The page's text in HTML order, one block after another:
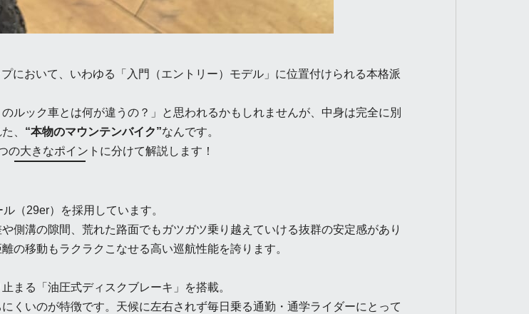
において、いわゆる「入門（エントリー）モデル」に位置付けられる本格派
ルック車とは何が違うの？」と思われるかもしれませんが、中身は完全に別
、 “本物のマウンテンバイク”なんです。
大きなポイントに分けて解説します！
（29er）を採用しています。
側溝の隙間、荒れた路面でもガツガツ乗り越えていける抜群の安定感があり
の移動もラクラクこなせる高い巡航性能を誇ります。
まる「油圧式ディスクブレーキ」を搭載。
くいのが特徴です。天候に左右されず毎日乗る通勤・通学ライダーにとって